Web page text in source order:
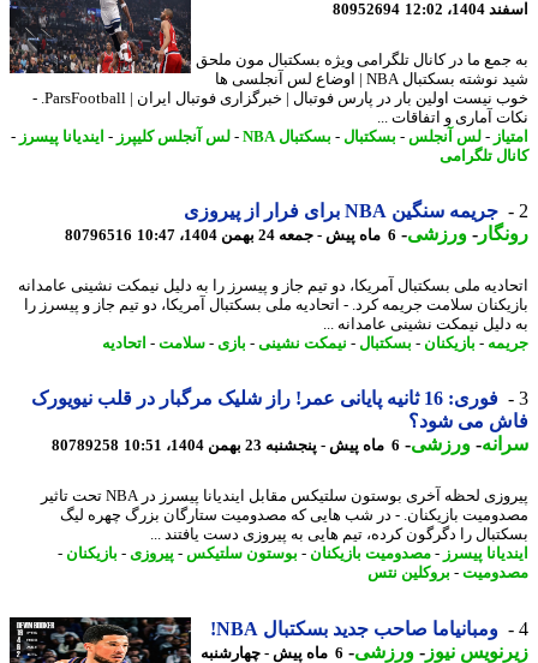
12:02
80952694
ما در کانال تلگرامی ویژه بسکتبال مون ملحق
شید نوشته بسکتبال NBA | اوضاع لس آنجلسی ها
خوب نیست اولین بار در پارس فوتبال | خبرگزاری فوتبال ایران | ParsFootball. -
آماری و اتفاقات ...
-لس آنجلس-بسکتبال-بسکتبال NBA -لس آنجلس کلیپرز-ایندیانا پیسرز-
تلگرامی
جریمه سنگین NBA برای فرار از پیروزی
-ورزشی-6 ماه پیش - جمعه 24 بهمن 1404، 10:47 80796516
ملی بسکتبال آمریکا، دو تیم جاز و پیسرز را به دلیل نیمکت نشینی عامدانه
سلامت جریمه کرد. - اتحادیه ملی بسکتبال آمریکا، دو تیم جاز و پیسرز را
نیمکت نشینی عامدانه ...
-بازیکنان-بسکتبال-نیمکت نشینی-بازی - سلامت-اتحادیه
فوری: 16 ثانیه پایانی عمر! راز شلیک مرگبار در قلب نیویورک
می شود؟
- ورزشی-6 ماه پیش - پنجشنبه 23 بهمن 1404، 10:51 80789258
پیروزی لحظه آخری بوستون سلتیکس مقابل ایندیانا پیسرز در NBA تحت تاثیر
بازیکنان. - در شب هایی که مصدومیت ستارگان بزرگ چهره لیگ
را دگرگون کرده، تیم هایی به پیروزی دست یافتند ...
پیسرز-مصدومیت بازیکنان-بوستون سلتیکس-پیروزی - بازیکنان-
-بروکلین نتس
ومبانیاما صاحب جدید بسکتبال NBA!
نیوز-ورزشی-
6 ماه پیش - چهارشنبه